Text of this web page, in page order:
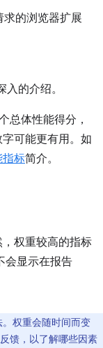
的浏览器扩展
的介绍。
总体性能得分，
可能更有用。如
指标简介。
，权重较高的指标
会显示在报告
。权重会随时间而变
馈，以了解哪些因素